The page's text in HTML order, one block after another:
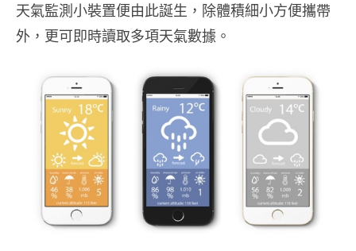
天氣監測小裝置便由此誕生，除體積細小方便攜帶
外，更可即時讀取多項天氣數據。